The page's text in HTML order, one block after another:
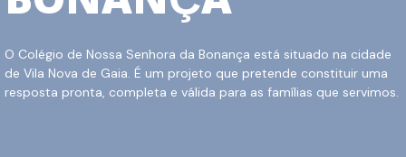
O Colégio de Nossa Senhora da Bonança está situado na cidade
de Vila Nova de Gaia. É um projeto que pretende constituir uma
resposta pronta, completa e válida para as famílias que servimos.